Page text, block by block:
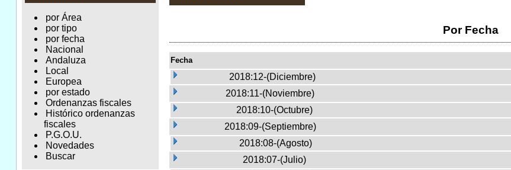
por Área
por tipo
por fecha
Nacional
Andaluza
Local
Europea
por estado
Ordenanzas fiscales
Histórico ordenanzas
fiscales
P.G.O.U.
Novedades
Buscar
Por Fecha
Fecha
2018:12-(Diciembre)
2018:11-(Noviembre)
2018:10-(Octubre)
2018:09-(Septiembre)
2018:08-(Agosto)
2018:07-(Julio)